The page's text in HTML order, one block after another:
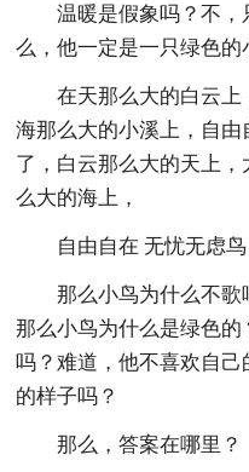
温暖是假象吗？不
么，他一定是一只绿色的
在天那么大的白云
海那么大的小溪上，自由
了，白云那么大的天上
么大的海上，
自由自在 无忧无虑鸟
那么小鸟为什么不歌
那么小鸟为什么是绿色
吗？难道，他不喜欢自
的样子吗？
那么，答案在哪里？